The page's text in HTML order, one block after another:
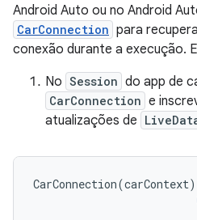
Android Auto ou no Android
CarConnection para
conexão durante a execução.
No Session do app de
CarConnection e
atualizações de
CarConnection(carContext